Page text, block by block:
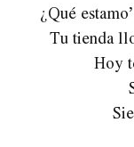
¿Qué
Tu tienda
Hoy